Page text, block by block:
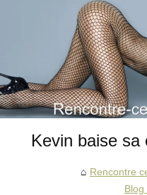
Kevin baise sa
Rencontre
Blog